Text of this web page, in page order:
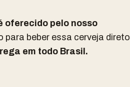
oferecido pelo nosso
para beber essa cerveja direto
em todo Brasil.